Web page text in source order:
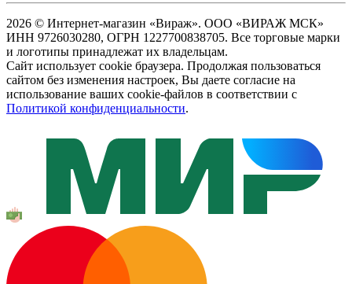
2026 © Интернет-магазин «Вираж». ООО «ВИРАЖ МСК»
ИНН 9726030280, ОГРН 1227700838705. Все торговые марки
и логотипы принадлежат их владельцам.
Сайт использует cookie браузера. Продолжая пользоваться
сайтом без изменения настроек, Вы даете согласие на
использование ваших cookie-файлов в соответствии с
Политикой конфиденциальности.